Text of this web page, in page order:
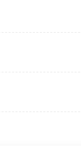
下午五點以前
打統編，在結
收據。